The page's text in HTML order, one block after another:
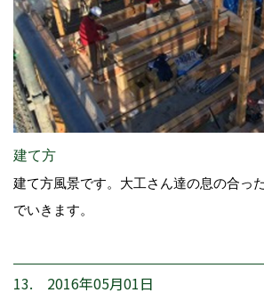
建て方
建て方風景です。大工さん達の息の合っ
でいきます。
13. 2016年05月01日